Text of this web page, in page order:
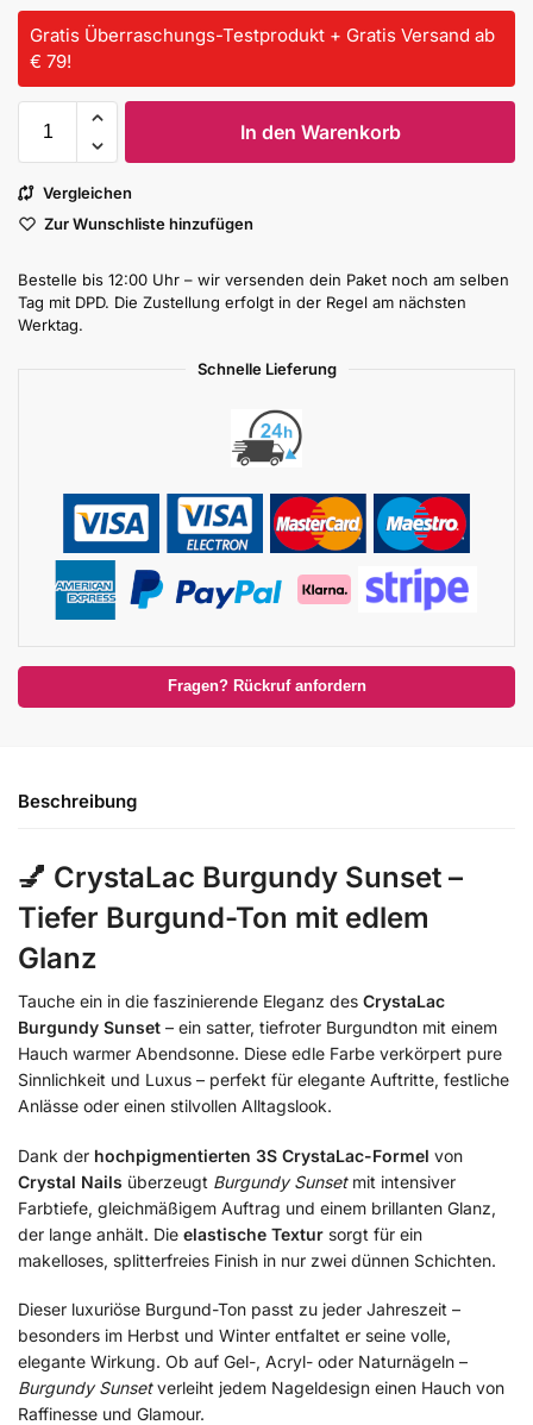
Gratis Überraschungs-Testprodukt + Gratis Versand ab
€ 79!
In den Warenkorb
Vergleichen
Zur Wunschliste hinzufügen
Bestelle bis 12:00 Uhr – wir versenden dein Paket noch am selben
Tag mit DPD. Die Zustellung erfolgt in der Regel am nächsten
Werktag.
Schnelle Lieferung
Fragen? Rückruf anfordern
Beschreibung
💅 CrystaLac Burgundy Sunset –
Tiefer Burgund-Ton mit edlem
Glanz
Tauche ein in die faszinierende Eleganz des CrystaLac
Burgundy Sunset – ein satter, tiefroter Burgundton mit einem
Hauch warmer Abendsonne. Diese edle Farbe verkörpert pure
Sinnlichkeit und Luxus – perfekt für elegante Auftritte, festliche
Anlässe oder einen stilvollen Alltagslook.
Dank der hochpigmentierten 3S CrystaLac-Formel von
Crystal Nails überzeugt Burgundy Sunsetmit intensiver
Farbtiefe, gleichmäßigem Auftrag und einem brillanten Glanz,
der lange anhält. Die elastische Textur sorgt für ein
makelloses, splitterfreies Finish in nur zwei dünnen Schichten.
Dieser luxuriöse Burgund-Ton passt zu jeder Jahreszeit –
besonders im Herbst und Winter entfaltet er seine volle,
elegante Wirkung. Ob auf Gel-, Acryl- oder Naturnägeln –
Burgundy Sunsetverleiht jedem Nageldesign einen Hauch von
Raffinesse und Glamour.